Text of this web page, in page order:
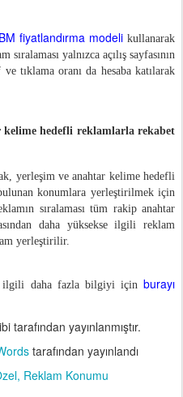
fiyatlandırma modeli kullanarak
yalnızca açılış sayfasının
tıklama oranı da hesaba katılarak
hedefli reklamlarla rekabet
yerleşim ve anahtar kelime hedefli
konumlara yerleştirilmek için
sıralaması tüm rakip anahtar
daha yüksekse ilgili reklam
yerleştirilir.
ilgili daha fazla bilgiyi için burayı
yayınlanmıştır.
tarafından yayınlandı
Reklam Konumu